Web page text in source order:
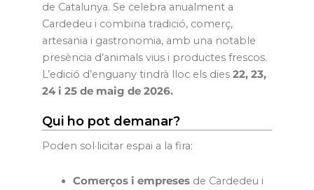
de Catalunya. Se celebra anualment a
Cardedeu i combina tradició, comerç,
artesania i gastronomia, amb una notable
presència d’animals vius i productes frescos.
L’edició d’enguany tindrà lloc els dies 22, 23,
24 i 25 de maig de 2026.
Qui ho pot demanar?
Poden sol·licitar espai a la fira:
Comerços i empresesde Cardedeu i